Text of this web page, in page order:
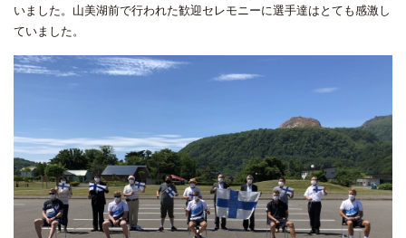
いました。山美湖前で行われた歓迎セレモニーに選手達はとても感激し
ていました。